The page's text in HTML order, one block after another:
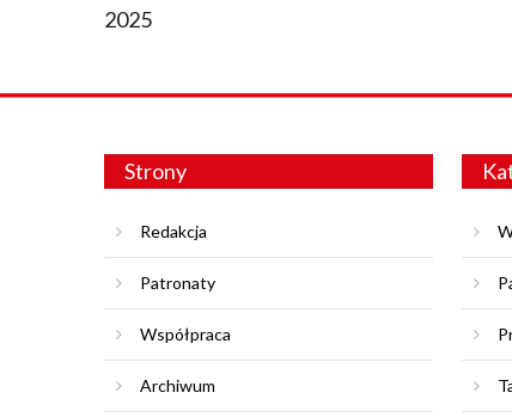
2025
Strony
Redakcja
Patronaty
Współpraca
Archiwum